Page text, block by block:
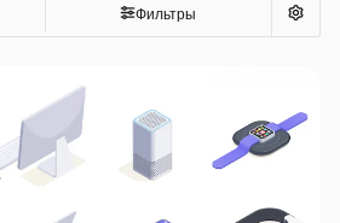
Фильтры